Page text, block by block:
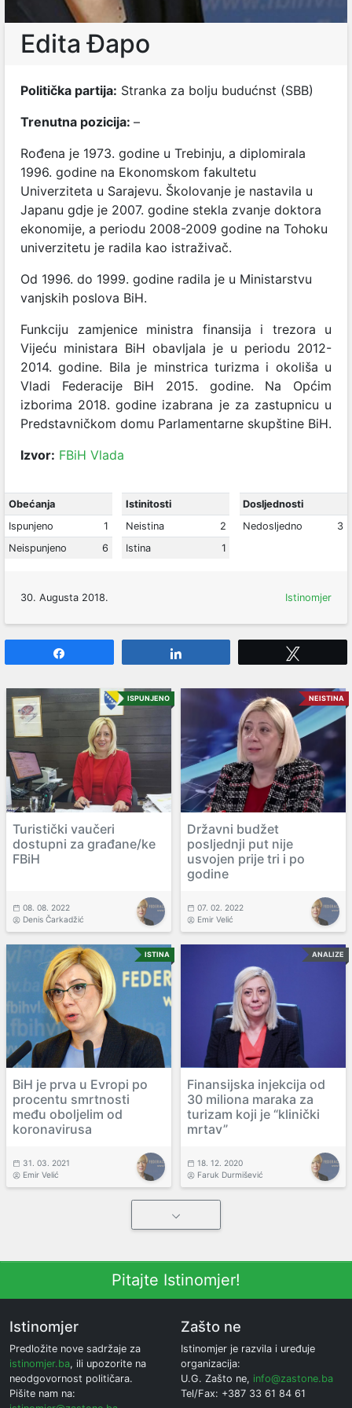
Edita Đapo
Politička partija: Stranka za bolju budućnst (SBB)
Trenutna pozicija: –
Rođena je 1973. godine u Trebinju, a diplomirala
1996. godine na Ekonomskom fakultetu
Univerziteta u Sarajevu. Školovanje je nastavila u
Japanu gdje je 2007. godine stekla zvanje doktora
ekonomije, a periodu 2008-2009 godine na Tohoku
univerzitetu je radila kao istraživač.
Od 1996. do 1999. godine radila je u Ministarstvu
vanjskih poslova BiH.
Funkciju zamjenice ministra finansija i trezora u
Vijeću ministara BiH obavljala je u periodu 2012-
2014. godine. Bila je minstrica turizma i okoliša u
Vladi Federacije BiH 2015. godine. Na Općim
izborima 2018. godine izabrana je za zastupnicu u
Predstavničkom domu Parlamentarne skupštine BiH.
Izvor: FBiH Vlada
Obećanja
Ispunjeno
1
Neispunjeno
6
Istinitosti
Neistina
2
Istina
1
Dosljednosti
Nedosljedno
3
30. Augusta 2018. Istinomjer
ISPUNJENO
Turistički vaučeri
dostupni za građane/ke
FBiH
08. 08. 2022
Denis Čarkadžić
NEISTINA
Državni budžet
posljednji put nije
usvojen prije tri i po
godine
07. 02. 2022
Emir Velić
ISTINA
BiH je prva u Evropi po
procentu smrtnosti
među oboljelim od
koronavirusa
31. 03. 2021
Emir Velić
ANALIZE
Finansijska injekcija od
30 miliona maraka za
turizam koji je “klinički
mrtav”
18. 12. 2020
Faruk Durmišević
Pitajte Istinomjer!
Istinomjer
Predložite nove sadržaje za
istinomjer.ba, ili upozorite na
neodgovornost političara.
Pišite nam na:
Zašto ne
Istinomjer je razvila i uređuje
organizacija:
U.G. Zašto ne, info@zastone.ba
Tel/Fax: +387 33 61 84 61